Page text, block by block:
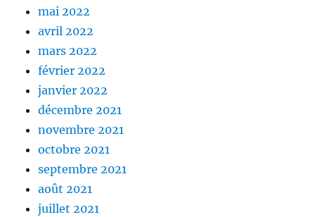
mai 2022
avril 2022
mars 2022
février 2022
janvier 2022
décembre 2021
novembre 2021
octobre 2021
septembre 2021
août 2021
juillet 2021